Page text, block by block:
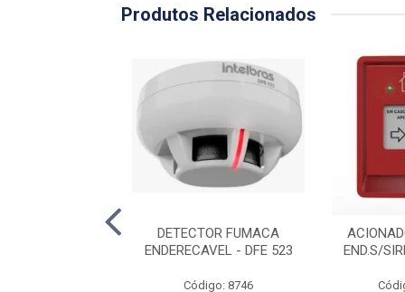
Produtos Relacionados
DETECTOR FUMACA
ENDERECAVEL - DFE 523
Código: 8746
END.S/